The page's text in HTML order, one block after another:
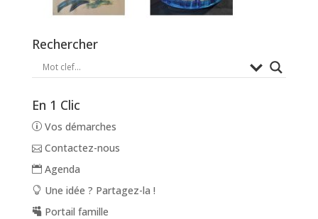
Rechercher
En 1 Clic
Vos démarches
Contactez-nous
Agenda
Une idée ? Partagez-la !
Portail famille